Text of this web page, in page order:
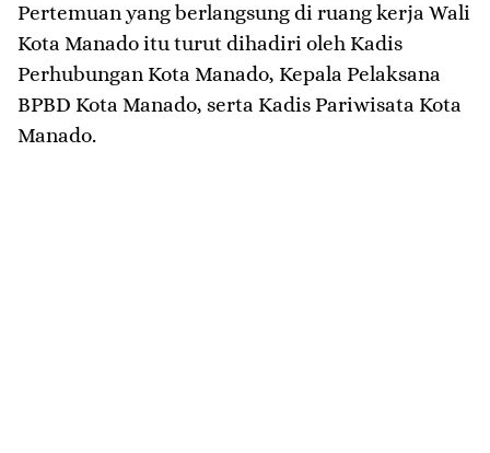
Pertemuan yang berlangsung di ruang kerja Wali
Kota Manado itu turut dihadiri oleh Kadis
Perhubungan Kota Manado, Kepala Pelaksana
BPBD Kota Manado, serta Kadis Pariwisata Kota
Manado.